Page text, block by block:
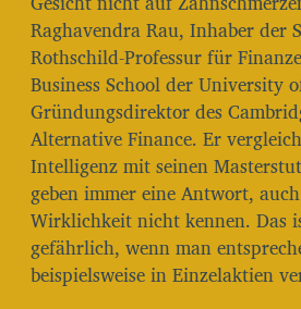
Raghavendra Rau, Inhaber der
Rothschild-Professur für
Business School der University
Gründungsdirektor des
Alternative Finance. Er
Intelligenz mit seinen
geben immer eine Antwort,
Wirklichkeit nicht kennen. Das
gefährlich, wenn man
beispielsweise in Einzelaktien